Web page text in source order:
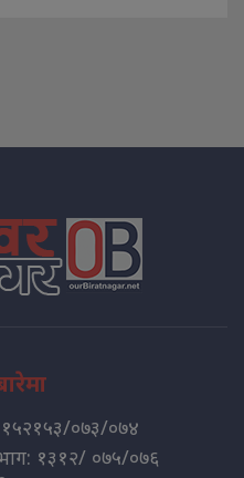
१५२१५३/०७३/०७४
१३१२/ ०७५/०७६